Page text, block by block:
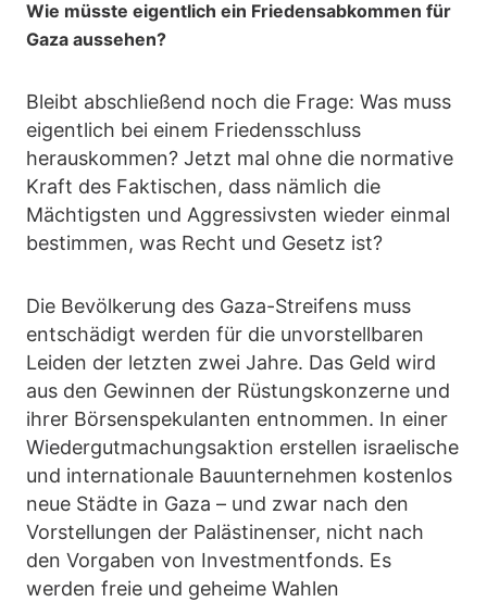
Wie müsste eigentlich ein Friedensabkommen für
Gaza aussehen?
Bleibt abschließend noch die Frage: Was muss
eigentlich bei einem Friedensschluss
herauskommen? Jetzt mal ohne die normative
Kraft des Faktischen, dass nämlich die
Mächtigsten und Aggressivsten wieder einmal
bestimmen, was Recht und Gesetz ist?
Die Bevölkerung des Gaza-Streifens muss
entschädigt werden für die unvorstellbaren
Leiden der letzten zwei Jahre. Das Geld wird
aus den Gewinnen der Rüstungskonzerne und
ihrer Börsenspekulanten entnommen. In einer
Wiedergutmachungsaktion erstellen israelische
und internationale Bauunternehmen kostenlos
neue Städte in Gaza – und zwar nach den
Vorstellungen der Palästinenser, nicht nach
den Vorgaben von Investmentfonds. Es
werden freie und geheime Wahlen